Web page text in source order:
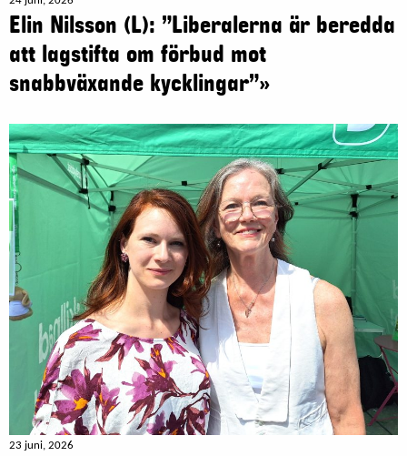
Elin Nilsson (L): ”Liberalerna är beredda
att lagstifta om förbud mot
snabbväxande kycklingar”»
23 juni, 2026